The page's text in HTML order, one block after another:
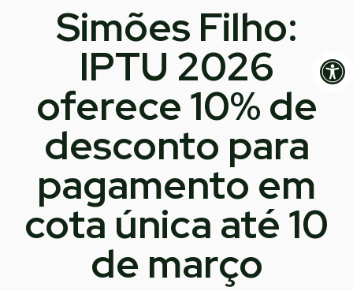
Simões Filho:
IPTU 2026
oferece 10% de
desconto para
pagamento em
cota única até 10
de março